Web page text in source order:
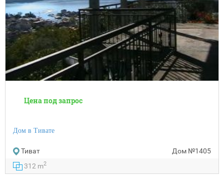
Цена под запрос
Дом в Тивате
Тиват Дом №1405
312 m2